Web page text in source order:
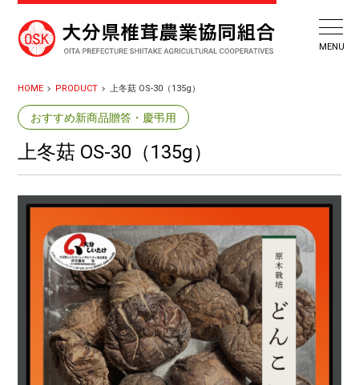
HOME PRODUCT 上冬菇 OS-30（135g）
おすすめ新商品贈答・慶弔用
上冬菇 OS-30（135g）